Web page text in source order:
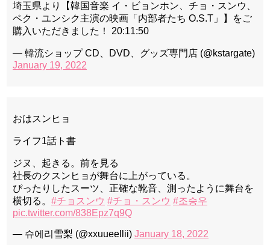
埼玉県より【韓国音楽 イ・ビョンホン、チョ・スンウ、
ペク・ユンシク主演の映画「内部者たち O.S.T」】をご
購入いただきました！ 20:11:50
— 韓流ショップ CD、DVD、グッズ専門店 (@kstargate)
January 19, 2022
おはスンヒョ
ライフ1話ト書
ジヌ、起きる。前を見る
社長のクスンヒョが舞台に上がっている。
ぴったりしたスーツ、正確な靴音、測ったように舞台を
横切る。 #チョスンウ #チョ・スンウ #조승우
pic.twitter.com/838Epz7q9Q
— 슈에리雪梨 (@xxuueellii) January 18, 2022